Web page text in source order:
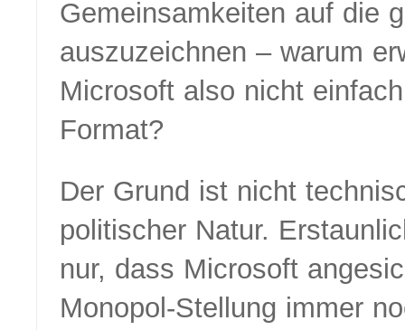
Gemeinsamkeiten auf die
auszuzeichnen – warum
Microsoft also nicht
Format?
Der Grund ist nicht
politischer Natur.
nur, dass Microsoft
Monopol-Stellung immer